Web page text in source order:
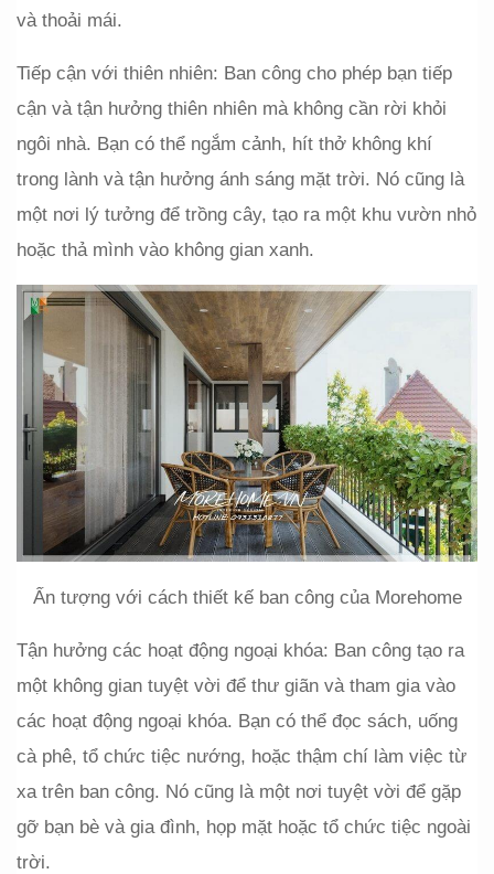
và thoải mái.
Tiếp cận với thiên nhiên: Ban công cho phép bạn tiếp
cận và tận hưởng thiên nhiên mà không cần rời khỏi
ngôi nhà. Bạn có thể ngắm cảnh, hít thở không khí
trong lành và tận hưởng ánh sáng mặt trời. Nó cũng là
một nơi lý tưởng để trồng cây, tạo ra một khu vườn nhỏ
hoặc thả mình vào không gian xanh.
Ấn tượng với cách thiết kế ban công của Morehome
Tận hưởng các hoạt động ngoại khóa: Ban công tạo ra
một không gian tuyệt vời để thư giãn và tham gia vào
các hoạt động ngoại khóa. Bạn có thể đọc sách, uống
cà phê, tổ chức tiệc nướng, hoặc thậm chí làm việc từ
xa trên ban công. Nó cũng là một nơi tuyệt vời để gặp
gỡ bạn bè và gia đình, họp mặt hoặc tổ chức tiệc ngoài
trời.